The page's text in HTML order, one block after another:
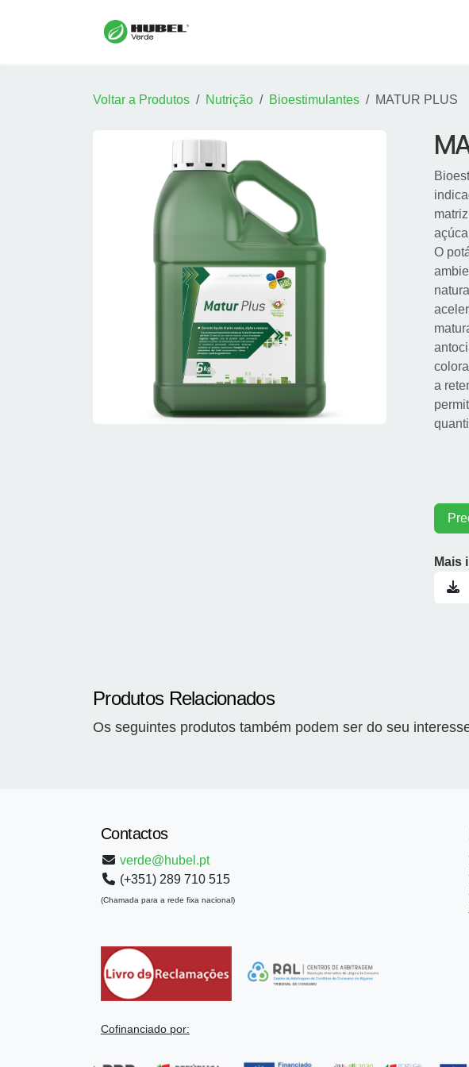
Voltar a Produtos Nutrição Bioestimulantes MATUR PLUS
O
a
Mais
Produtos Relacionados
Os seguintes produtos também podem ser do seu
Contactos
verde@hubel.pt
(+351) 289 710 515
(Chamada para a rede fixa nacional)
Cofinanciado por: